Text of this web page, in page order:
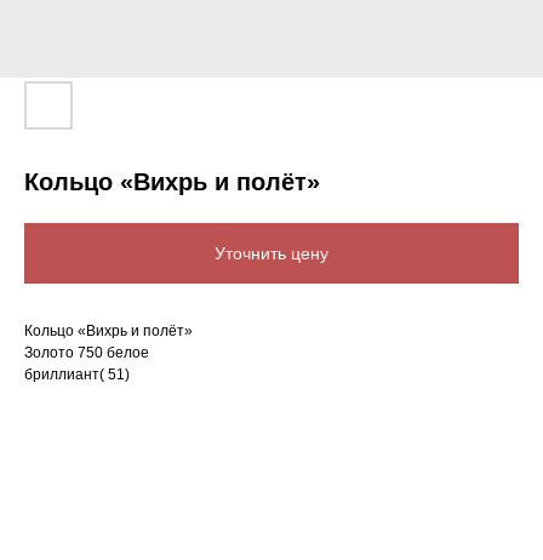
Кольцо «Вихрь и полёт»
Уточнить цену
Кольцо «Вихрь и полёт»
Золото 750 белое
бриллиант( 51)